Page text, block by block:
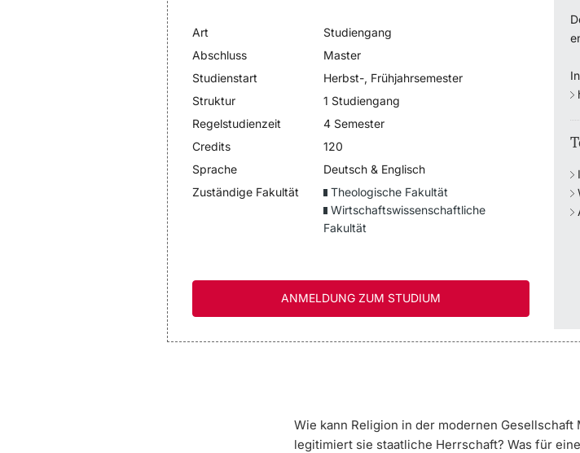
Art
Studiengang
Abschluss
Master
Studienstart
Herbst-, Frühjahrsemester
Struktur
1 Studiengang
Regelstudienzeit
4 Semester
Credits
120
Sprache
Deutsch & Englisch
Zuständige Fakultät
Theologische Fakultät
Wirtschaftswissenschaftliche
Fakultät
ANMELDUNG ZUM STUDIUM
Wie kann Religion in der modernen
legitimiert sie staatliche Herrschaft? Was für